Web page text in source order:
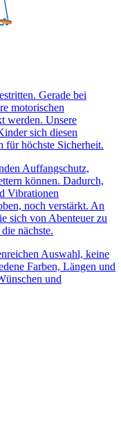
Gerade bei
motorischen
werden. Unsere
sich diesen
für höchste Sicherheit.
Auffangschutz,
können. Dadurch,
Vibrationen
noch verstärkt. An
sich von Abenteuer zu
nächste.
Auswahl, keine
Farben, Längen und
und